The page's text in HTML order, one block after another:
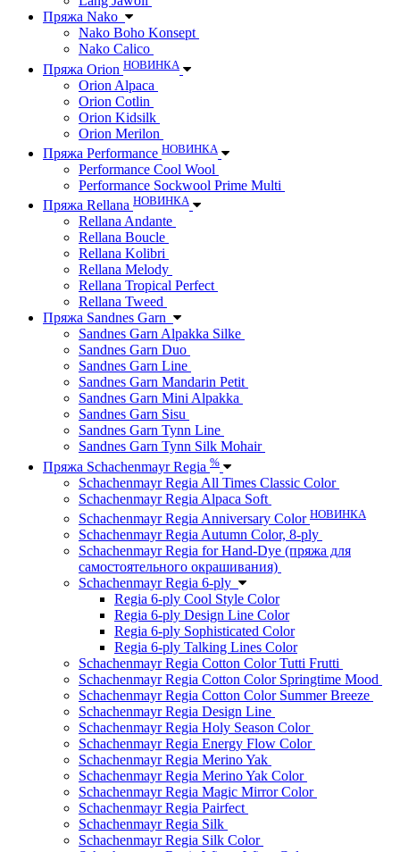
Пряжа Nako
Nako Boho Konsept
Nako Calico
Пряжа Orion НОВИНКА
Orion Alpaca
Orion Cotlin
Orion Kidsilk
Orion Merilon
Пряжа Performance НОВИНКА
Performance Cool Wool
Performance Sockwool Prime Multi
Пряжа Rellana НОВИНКА
Rellana Andante
Rellana Boucle
Rellana Kolibri
Rellana Melody
Rellana Tropical Perfect
Rellana Tweed
Пряжа Sandnes Garn
Sandnes Garn Alpakka Silke
Sandnes Garn Duo
Sandnes Garn Line
Sandnes Garn Mandarin Petit
Sandnes Garn Mini Alpakka
Sandnes Garn Sisu
Sandnes Garn Tynn Line
Sandnes Garn Tynn Silk Mohair
Пряжа Schachenmayr Regia %
Schachenmayr Regia All Times Classic Color
Schachenmayr Regia Alpaca Soft
Schachenmayr Regia Anniversary Color НОВИНКА
Schachenmayr Regia Autumn Color, 8-ply
Schachenmayr Regia for Hand-Dye (пряжа для
самостоятельного окрашивания)
Schachenmayr Regia 6-ply
Regia 6-ply Cool Style Color
Regia 6-ply Design Line Color
Regia 6-ply Sophisticated Color
Regia 6-ply Talking Lines Color
Schachenmayr Regia Cotton Color Tutti Frutti
Schachenmayr Regia Cotton Color Springtime Mood
Schachenmayr Regia Cotton Color Summer Breeze
Schachenmayr Regia Design Line
Schachenmayr Regia Holy Season Color
Schachenmayr Regia Energy Flow Color
Schachenmayr Regia Merino Yak
Schachenmayr Regia Merino Yak Color
Schachenmayr Regia Magic Mirror Color
Schachenmayr Regia Pairfect
Schachenmayr Regia Silk
Schachenmayr Regia Silk Color